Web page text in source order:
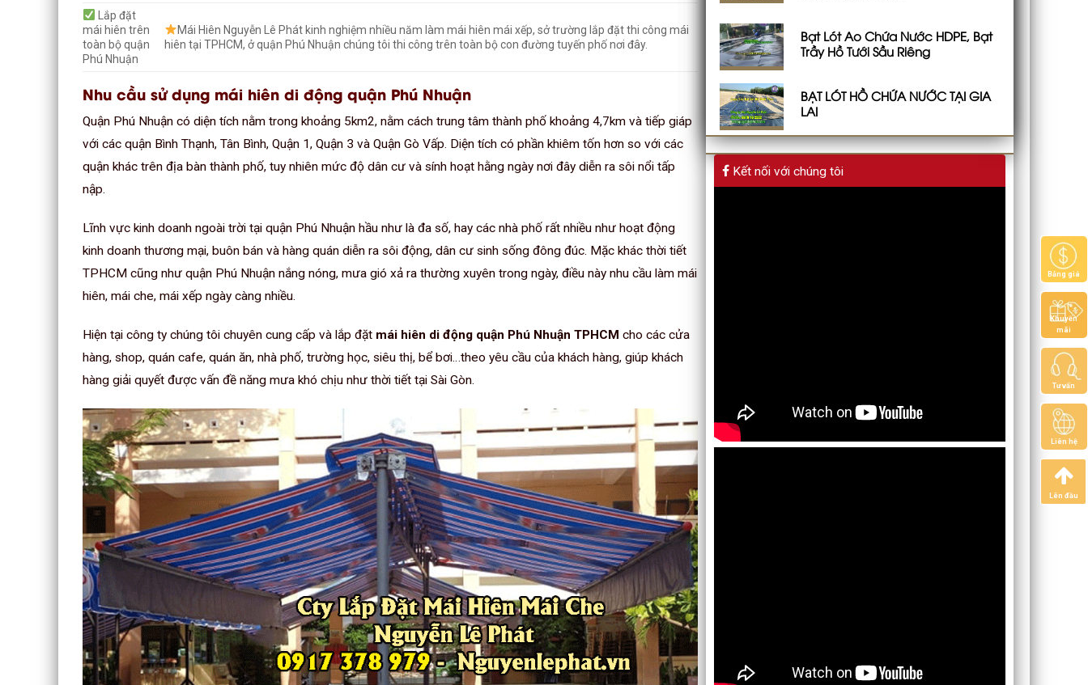
Lắp đặt
mái hiên trên
toàn bộ quận
Phú Nhuận
Mái Hiên Nguyễn Lê Phát kinh nghiệm nhiều năm làm mái hiên mái xếp, sở trường lắp đặt thi công mái
hiên tại TPHCM, ở quận Phú Nhuận chúng tôi thi công trên toàn bộ con đường tuyến phố nơi đây.
Nhu cầu sử dụng mái hiên di động quận Phú Nhuận
Quận Phú Nhuận có diện tích nằm trong khoảng 5km2, nằm cách trung tâm thành phố khoảng 4,7km và tiếp giáp
với các quận Bình Thạnh, Tân Bình, Quận 1, Quận 3 và Quận Gò Vấp. Diện tích có phần khiêm tốn hơn so với các
quận khác trên địa bàn thành phố, tuy nhiên mức độ dân cư và sính hoạt hằng ngày nơi đây diễn ra sôi nổi tấp
nập.
Lĩnh vực kinh doanh ngoài trời tại quận Phú Nhuận hầu như là đa số, hay các nhà phố rất nhiều như hoạt động
kinh doanh thương mại, buôn bán và hàng quán diễn ra sôi động, dân cư sinh sống đông đúc. Mặc khác thời tiết
TPHCM cũng như quận Phú Nhuận nắng nóng, mưa gió xả ra thường xuyên trong ngày, điều này nhu cầu làm mái
hiên, mái che, mái xếp ngày càng nhiều.
Hiện tại công ty chúng tôi chuyên cung cấp và lắp đặt mái hiên di động quận Phú Nhuận TPHCM cho các cửa
hàng, shop, quán cafe, quán ăn, nhà phố, trường học, siêu thị, bể bơi…theo yêu cầu của khách hàng, giúp khách
hàng giải quyết được vấn đề năng mưa khó chịu như thời tiết tại Sài Gòn.
Bạt Lót Ao Chứa Nước HDPE, Bạt
Trầy Hồ Tưới Sầu Riêng
BẠT LÓT HỒ CHỨA NƯỚC TẠI GIA
LAI
Kết nối với chúng tôi
Bảng giá
Khuyến
mãi
Tư vấn
Liên hệ
Lên đầu